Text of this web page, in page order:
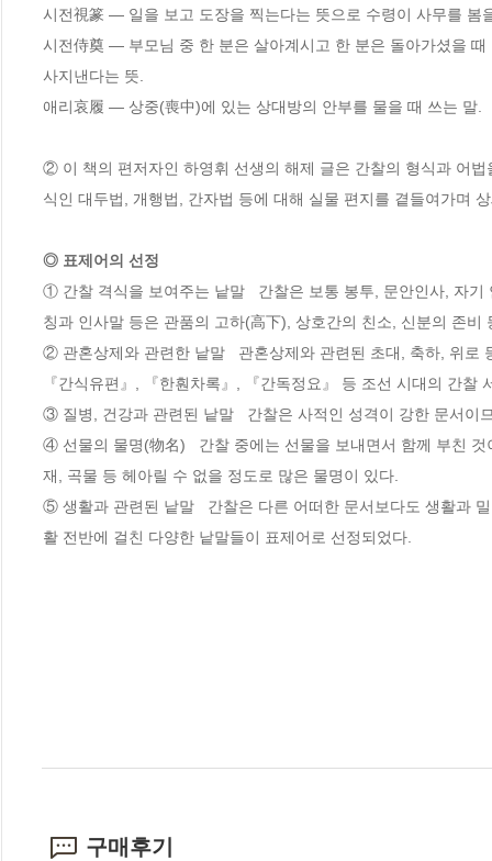
시전視篆 ― 일을 보고 도장을 찍는다는 뜻으로 수령이 사무를
시전侍奠 ― 부모님 중 한 분은 살아계시고 한 분은 돌아가셨을 때
사지낸다는 뜻.
애리哀履 ― 상중(喪中)에 있는 상대방의 안부를 물을 때 쓰는 말.
② 이 책의 편저자인 하영휘 선생의 해제 글은 간찰의 형식과 어
◎ 표제어의 선정
① 간찰 격식을 보여주는 낱말   간찰은 보통 봉투, 문안인사, 자
칭과 인사말 등은 관품의 고하(高下), 상호간의 친소, 신분의 존
② 관혼상제와 관련한 낱말   관혼상제와 관련된 초대, 축하, 위로
『간식유편』, 『한훤차록』, 『간독정요』 등 조선 시대의 간찰
③ 질병, 건강과 관련된 낱말   간찰은 사적인 성격이 강한 문서이
④ 선물의 물명(物名)   간찰 중에는 선물을 보내면서 함께 부친
재, 곡물 등 헤아릴 수 없을 정도로 많은 물명이 있다.
⑤ 생활과 관련된 낱말   간찰은 다른 어떠한 문서보다도 생활과
활 전반에 걸친 다양한 낱말들이 표제어로 선정되었다.
구매후기